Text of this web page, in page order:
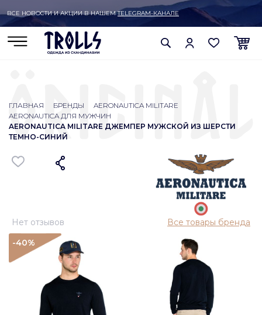
ВСЕ НОВОСТИ И АКЦИИ В НАШЕМTELEGRAM-КАНАЛЕ
ГЛАВНАЯ БРЕНДЫ
AERONAUTICA MILITARE
AERONAUTICA ДЛЯ МУЖЧИН
AERONAUTICA MILITARE ДЖЕМПЕР МУЖСКОЙ ИЗ ШЕРСТИ
ТЕМНО-СИНИЙ
Нет отзывов
Все товары бренда
-40%